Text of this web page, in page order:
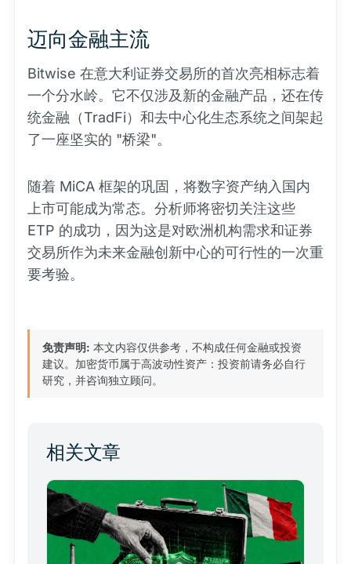
迈向金融主流
Bitwise 在意大利证券交易所的首次亮相标志着
一个分水岭。它不仅涉及新的金融产品，还在传
统金融（TradFi）和去中心化生态系统之间架起
了一座坚实的 "桥梁"。
随着 MiCA 框架的巩固，将数字资产纳入国内
上市可能成为常态。分析师将密切关注这些
ETP 的成功，因为这是对欧洲机构需求和证券
交易所作为未来金融创新中心的可行性的一次重
要考验。
免责声明: 本文内容仅供参考，不构成任何金融或投资
建议。加密货币属于高波动性资产：投资前请务必自行
研究，并咨询独立顾问。
相关文章